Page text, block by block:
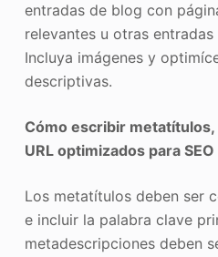
entradas de blog con
relevantes u otras
Incluya imágenes y
descriptivas.
Cómo escribir
URL optimizados para SEO
Los metatítulos deben ser
e incluir la palabra clave
metadescripciones deben